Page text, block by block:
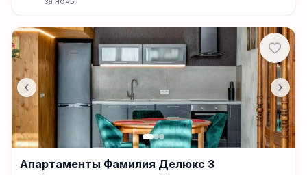
Апартаменты Фамилия Делюкс 3